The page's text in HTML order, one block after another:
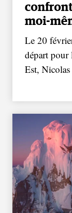
moi-
Le 20
départ pour
Est,